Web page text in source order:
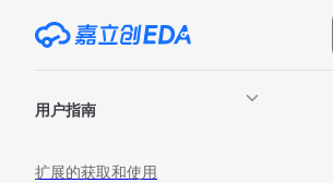
Skip to content
用户指南
扩展的获取和使用